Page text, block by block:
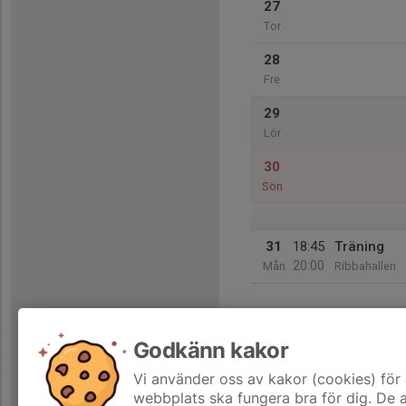
27
Tor
28
Fre
29
Lör
30
Sön
31
Mån
18:45
20:00
Träning
Ribbahallen
Godkänn kakor
Vi använder oss av kakor (cookies)
webbplats ska fungera bra för dig. De